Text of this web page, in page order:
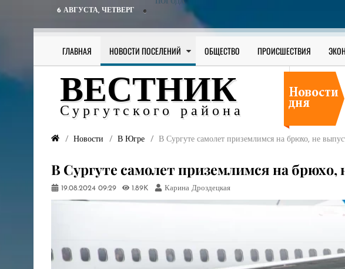
6 АВГУСТА, ЧЕТВЕРГ
ПОГОДА
ГЛАВНАЯ НОВОСТИ ПОСЕЛЕНИЙ ОБЩЕСТВО ПРОИСШЕСТВИЯ
ВЕСТНИК
Сургутского района
Новости В Югре В Сургуте самолет приземлимся на брюхо, не
В Сургуте самолет приземлимся на
19.08.2024 09:29 1.89K Карина Дроздецкая